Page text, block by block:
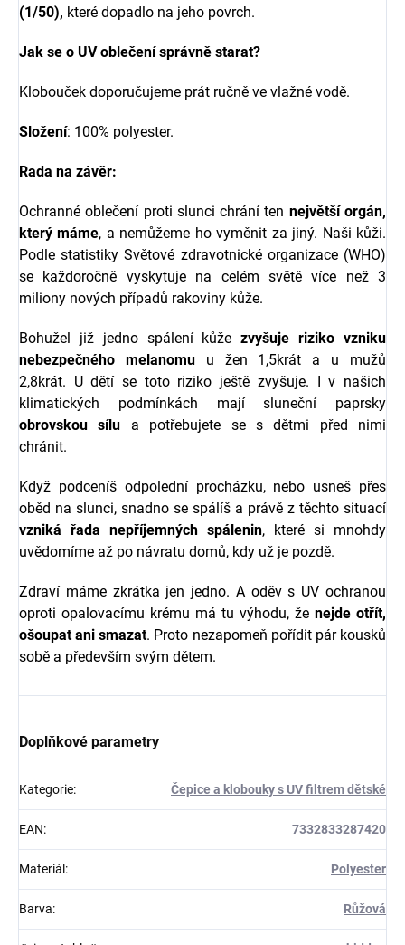
(1/50), které dopadlo na jeho povrch.
Jak se o UV oblečení správně starat?
Klobouček doporučujeme prát ručně ve vlažné vodě.
Složení: 100% polyester.
Rada na závěr:
Ochranné oblečení proti slunci chrání ten největší orgán,
který máme, a nemůžeme ho vyměnit za jiný. Naši kůži.
Podle statistiky Světové zdravotnické organizace (WHO)
se každoročně vyskytuje na celém světě více než 3
miliony nových případů rakoviny kůže.
Bohužel již jedno spálení kůžezvyšuje riziko vzniku
nebezpečného melanomu u žen 1,5krát a u mužů
2,8krát. U dětí se toto riziko ještě zvyšuje. I v našich
klimatických podmínkách mají sluneční paprsky
obrovskou sílu a potřebujete se s dětmi před nimi
chránit.
Když podceníš odpolední procházku, nebo usneš přes
oběd na slunci, snadno se spálíš a právě z těchto situací
vzniká řada nepříjemných spálenin, které si mnohdy
uvědomíme až po návratu domů, kdy už je pozdě.
Zdraví máme zkrátka jen jedno. A oděv s UV ochranou
oproti opalovacímu krému má tu výhodu, že nejde otřít,
ošoupat ani smazat. Proto nezapomeň pořídit pár kousků
sobě a především svým dětem.
Doplňkové parametry
Kategorie: Čepice a klobouky s UV filtrem dětské
EAN: 7332833287420
Materiál : Polyester
Barva: Růžová